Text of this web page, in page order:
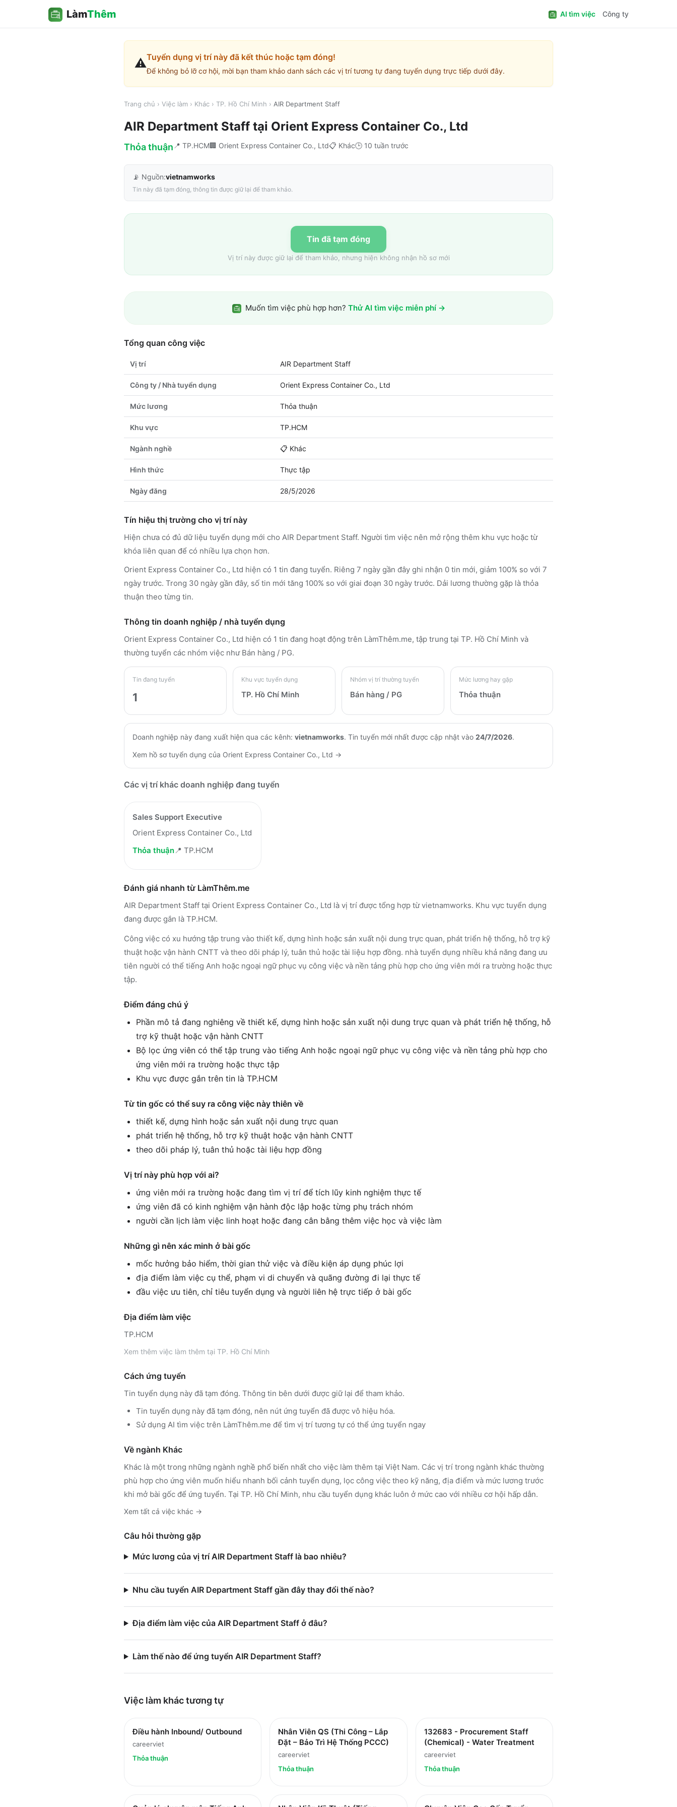
LàmThêm AI tìm việc Công ty
⚠️Tuyển dụng vị trí này đã kết thúc hoặc tạm đóng!
Để không bỏ lỡ cơ hội, mời bạn tham khảo danh sách các vị trí tương tự đang tuyển dụng trực tiếp dưới đây.
Trang chủ › Việc làm › Khác › TP. Hồ Chí Minh › AIR Department Staff
AIR Department Staff tại Orient Express Container Co., Ltd
Thỏa thuận 📍 TP.HCM🏢 Orient Express Container Co., Ltd📋 Khác🕒 10 tuần trước
📡 Nguồn:vietnamworks
Tin này đã tạm đóng, thông tin được giữ lại để tham khảo.
Tin đã tạm đóng
Vị trí này được giữ lại để tham khảo, nhưng hiện không nhận hồ sơ mới
Muốn tìm việc phù hợp hơn? Thử AI tìm việc miễn phí →
Tổng quan công việc
Vị trí AIR Department Staff
Công ty / Nhà tuyển dụng Orient Express Container Co., Ltd
Mức lương Thỏa thuận
Khu vực TP.HCM
Ngành nghề 📋 Khác
Hình thức Thực tập
Ngày đăng 28/5/2026
Tín hiệu thị trường cho vị trí này
Hiện chưa có đủ dữ liệu tuyển dụng mới cho AIR Department Staff. Người tìm việc nên mở rộng thêm khu vực hoặc từ
khóa liên quan để có nhiều lựa chọn hơn.
Orient Express Container Co., Ltd hiện có 1 tin đang tuyển. Riêng 7 ngày gần đây ghi nhận 0 tin mới, giảm 100% so với 7
ngày trước. Trong 30 ngày gần đây, số tin mới tăng 100% so với giai đoạn 30 ngày trước. Dải lương thường gặp là thỏa
thuận theo từng tin.
Thông tin doanh nghiệp / nhà tuyển dụng
Orient Express Container Co., Ltd hiện có 1 tin đang hoạt động trên LàmThêm.me, tập trung tại TP. Hồ Chí Minh và
thường tuyển các nhóm việc như Bán hàng / PG.
Tin đang tuyển
1
Khu vực tuyển dụng
TP. Hồ Chí Minh
Nhóm vị trí thường tuyển
Bán hàng / PG
Mức lương hay gặp
Thỏa thuận
Doanh nghiệp này đang xuất hiện qua các kênh: vietnamworks. Tin tuyển mới nhất được cập nhật vào 24/7/2026.
Xem hồ sơ tuyển dụng của Orient Express Container Co., Ltd →
Các vị trí khác doanh nghiệp đang tuyển
Sales Support Executive
Orient Express Container Co., Ltd
Thỏa thuận📍 TP.HCM
Đánh giá nhanh từ LàmThêm.me
AIR Department Staff tại Orient Express Container Co., Ltd là vị trí được tổng hợp từ vietnamworks. Khu vực tuyển dụng
đang được gắn là TP.HCM.
Công việc có xu hướng tập trung vào thiết kế, dựng hình hoặc sản xuất nội dung trực quan, phát triển hệ thống, hỗ trợ kỹ
thuật hoặc vận hành CNTT và theo dõi pháp lý, tuân thủ hoặc tài liệu hợp đồng. nhà tuyển dụng nhiều khả năng đang ưu
tiên người có thể tiếng Anh hoặc ngoại ngữ phục vụ công việc và nền tảng phù hợp cho ứng viên mới ra trường hoặc thực
tập.
Điểm đáng chú ý
Phần mô tả đang nghiêng về thiết kế, dựng hình hoặc sản xuất nội dung trực quan và phát triển hệ thống, hỗ
trợ kỹ thuật hoặc vận hành CNTT
Bộ lọc ứng viên có thể tập trung vào tiếng Anh hoặc ngoại ngữ phục vụ công việc và nền tảng phù hợp cho
ứng viên mới ra trường hoặc thực tập
Khu vực được gắn trên tin là TP.HCM
Từ tin gốc có thể suy ra công việc này thiên về
thiết kế, dựng hình hoặc sản xuất nội dung trực quan
phát triển hệ thống, hỗ trợ kỹ thuật hoặc vận hành CNTT
theo dõi pháp lý, tuân thủ hoặc tài liệu hợp đồng
Vị trí này phù hợp với ai?
ứng viên mới ra trường hoặc đang tìm vị trí để tích lũy kinh nghiệm thực tế
ứng viên đã có kinh nghiệm vận hành độc lập hoặc từng phụ trách nhóm
người cần lịch làm việc linh hoạt hoặc đang cân bằng thêm việc học và việc làm
Những gì nên xác minh ở bài gốc
mốc hưởng bảo hiểm, thời gian thử việc và điều kiện áp dụng phúc lợi
địa điểm làm việc cụ thể, phạm vi di chuyển và quãng đường đi lại thực tế
đầu việc ưu tiên, chỉ tiêu tuyển dụng và người liên hệ trực tiếp ở bài gốc
Địa điểm làm việc
TP.HCM
Xem thêm việc làm thêm tại TP. Hồ Chí Minh
Cách ứng tuyển
Tin tuyển dụng này đã tạm đóng. Thông tin bên dưới được giữ lại để tham khảo.
Tin tuyển dụng này đã tạm đóng, nên nút ứng tuyển đã được vô hiệu hóa.
Sử dụng AI tìm việc trên LàmThêm.me để tìm vị trí tương tự có thể ứng tuyển ngay
Về ngành Khác
Khác là một trong những ngành nghề phổ biến nhất cho việc làm thêm tại Việt Nam. Các vị trí trong ngành khác thường
phù hợp cho ứng viên muốn hiểu nhanh bối cảnh tuyển dụng, lọc công việc theo kỹ năng, địa điểm và mức lương trước
khi mở bài gốc để ứng tuyển. Tại TP. Hồ Chí Minh, nhu cầu tuyển dụng khác luôn ở mức cao với nhiều cơ hội hấp dẫn.
Xem tất cả việc khác →
Câu hỏi thường gặp
Mức lương của vị trí AIR Department Staff là bao nhiêu?
Nhu cầu tuyển AIR Department Staff gần đây thay đổi thế nào?
Địa điểm làm việc của AIR Department Staff ở đâu?
Làm thế nào để ứng tuyển AIR Department Staff?
Việc làm kháctương tự
Điều hành Inbound/ Outbound
careerviet
Thỏa thuận
Nhân Viên QS (Thi Công – Lắp
Đặt – Bảo Trì Hệ Thống PCCC)
careerviet
Thỏa thuận
132683 - Procurement Staff
(Chemical) - Water Treatment
careerviet
Thỏa thuận